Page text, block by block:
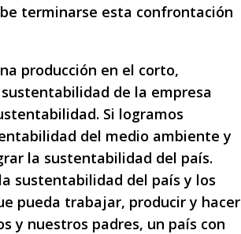
terminarse esta confrontación
producción en el corto,
de la empresa
Si logramos
del medio ambiente y
la sustentabilidad del país.
sustentabilidad del país y los
pueda trabajar, producir y hacer
y nuestros padres, un país con